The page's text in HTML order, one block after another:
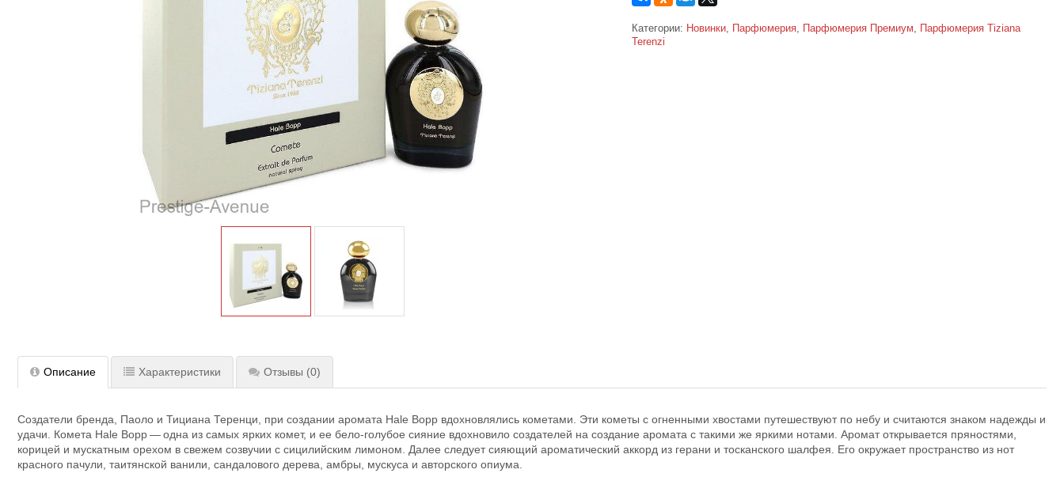
Категории: Новинки, Парфюмерия, Парфюмерия Премиум,
Парфюмерия Tiziana
Terenzi
Описание Характеристики Отзывы (0)
Создатели бренда, Паоло и Тициана Теренци, при создании аромата Hale Bopp вдохновлялись кометами. Эти кометы с огненными хвостами путешествуют по небу и считаются знаком надежды и
удачи. Комета Hale Bopp — одна из самых ярких комет, и ее бело-голубое сияние вдохновило создателей на создание аромата с такими же яркими нотами. Аромат открывается пряностями,
корицей и мускатным орехом в свежем созвучии с сицилийским лимоном. Далее следует сияющий ароматический аккорд из герани и тосканского шалфея. Его окружает пространство из нот
красного пачули, таитянской ванили, сандалового дерева, амбры, мускуса и авторского опиума.